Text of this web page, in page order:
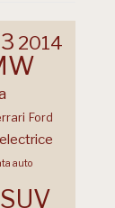
2014
Ford
auto
SUV